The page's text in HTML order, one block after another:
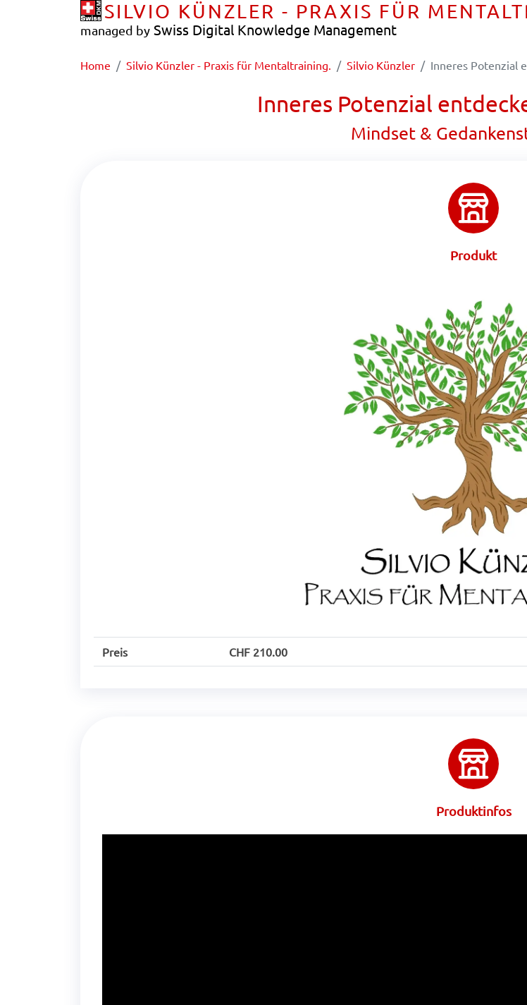
SILVIO KÜNZLER - PRAXIS FÜR
managed by Swiss Digital Knowledge Management
Home Silvio Künzler - Praxis für Mentaltraining. Silvio Künzler Inneres Potenzial
Inneres Potenzial
Mindset &
Produkt
Preis CHF 210.00
Produktinfos